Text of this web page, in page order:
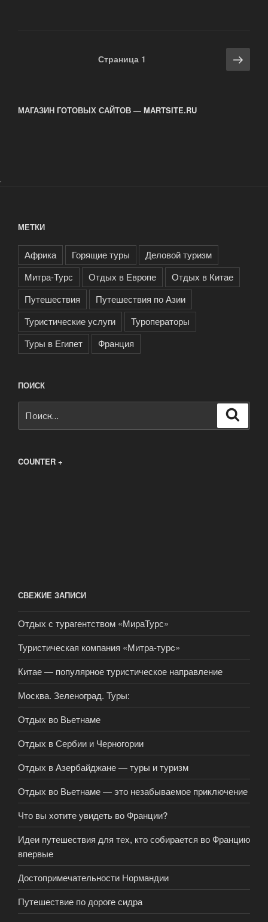
Страница 1
МАГАЗИН ГОТОВЫХ САЙТОВ — MARTSITE.RU
.
МЕТКИ
Африка Горящие туры
Деловой туризм
Митра-Турс
Отдых в Европе
Отдых в Китае
Путешествия
Путешествия по Азии
Туристические услуги
Туроператоры
Туры в Египет
Франция
ПОИСК
COUNTER +
СВЕЖИЕ ЗАПИСИ
Отдых с турагентством «МираТурс»
Туристическая компания «Митра-турc»
Китае — популярное туристическое направление
Москва. Зеленоград. Туры:
Отдых во Вьетнаме
Отдых в Сербии и Черногории
Отдых в Азербайджане — туры и туризм
Отдых во Вьетнаме — это незабываемое приключение
Что вы хотите увидеть во Франции?
Идеи путешествия для тех, кто собирается во Францию
впервые
Достопримечательности Нормандии
Путешествие по дороге сидра